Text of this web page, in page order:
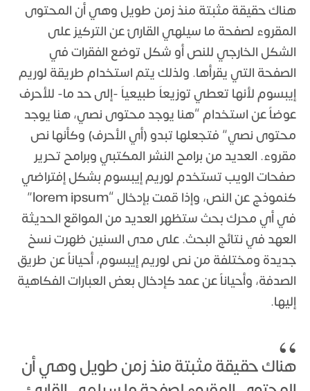
هناك حقيقة مثبتة منذ زمن طويل وهي أن المحتوى
المقروء لصفحة ما سيلهي القارئ عن التركيز على
الشكل الخارجي للنص أو شكل توضع الفقرات في
الصفحة التي يقرأها. ولذلك يتم استخدام طريقة لوريم
إيبسوم لأنها تعطي توزيعاَ طبيعياَ -إلى حد ما- للأحرف
عوضاً عن استخدام “هنا يوجد محتوى نصي، هنا يوجد
محتوى نصي” فتجعلها تبدو (أي الأحرف) وكأنها نص
مقروء. العديد من برامح النشر المكتبي وبرامح تحرير
صفحات الويب تستخدم لوريم إيبسوم بشكل إفتراضي
كنموذج عن النص، وإذا قمت بإدخال “lorem ipsum”
في أي محرك بحث ستظهر العديد من المواقع الحديثة
العهد في نتائج البحث. على مدى السنين ظهرت نسخ
جديدة ومختلفة من نص لوريم إيبسوم، أحياناً عن طريق
الصدفة، وأحياناً عن عمد كإدخال بعض العبارات الفكاهية
إليها.
هناك حقيقة مثبتة منذ زمن طويل وهي أن